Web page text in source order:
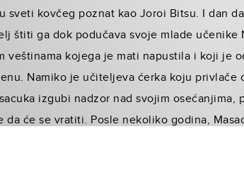
sveti kovčeg poznat kao Joroi Bitsu. I dan
štiti ga dok podučava svoje mlade učenike
veštinama kojega je mati napustila i koji je
Namiko je učiteljeva ćerka koju privlače
izgubi nadzor nad svojim osećanjima,
da će se vratiti. Posle nekoliko godina,